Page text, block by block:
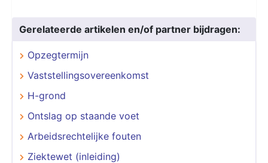
Gerelateerde artikelen en/of partner bijdragen:
Opzegtermijn
Vaststellingsovereenkomst
H-grond
Ontslag op staande voet
Arbeidsrechtelijke fouten
Ziektewet (inleiding)